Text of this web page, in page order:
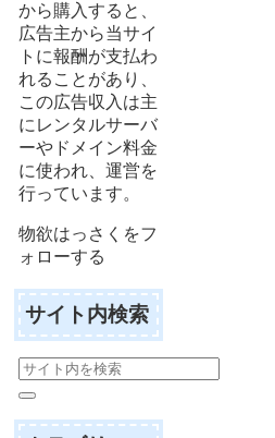
から購入すると、
広告主から当サイ
トに報酬が支払わ
れることがあり、
この広告収入は主
にレンタルサーバ
ーやドメイン料金
に使われ、運営を
行っています。
物欲はっさくをフ
ォローする
サイト内検索